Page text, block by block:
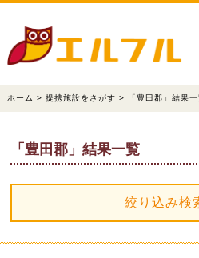
ホーム > 提携施設をさがす > 「豊田郡」結果一
「豊田郡」結果一覧
絞り込み